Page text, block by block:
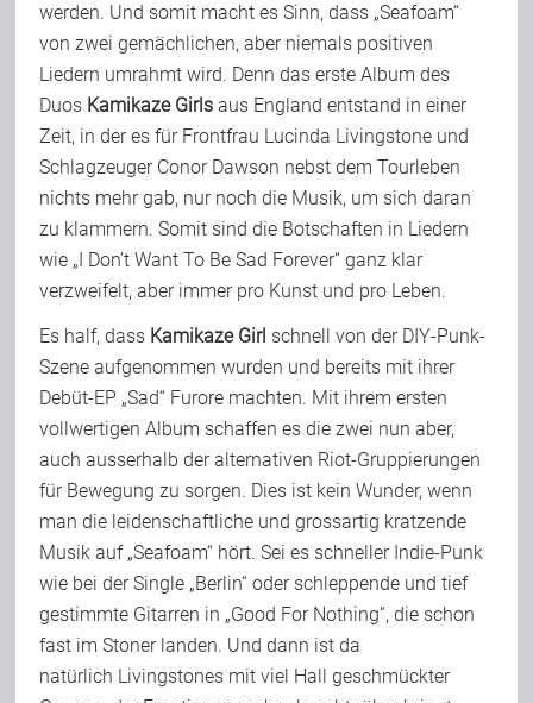
Playlisten
werden. Und somit macht es Sinn, dass „Seafoam“
von zwei gemächlichen, aber niemals positiven
Liedern umrahmt wird. Denn das erste Album des
Duos Kamikaze Girls aus England entstand in einer
Zeit, in der es für Frontfrau Lucinda Livingstone und
Schlagzeuger Conor Dawson nebst dem Tourleben
nichts mehr gab, nur noch die Musik, um sich daran
zu klammern. Somit sind die Botschaften in Liedern
wie „I Don’t Want To Be Sad Forever“ ganz klar
verzweifelt, aber immer pro Kunst und pro Leben.
Es half, dass Kamikaze Girl schnell von der DIY-Punk-
Szene aufgenommen wurden und bereits mit ihrer
Debüt-EP „Sad“ Furore machten. Mit ihrem ersten
vollwertigen Album schaffen es die zwei nun aber,
auch ausserhalb der alternativen Riot-Gruppierungen
für Bewegung zu sorgen. Dies ist kein Wunder, wenn
man die leidenschaftliche und grossartig kratzende
Musik auf „Seafoam“ hört. Sei es schneller Indie-Punk
wie bei der Single „Berlin“ oder schleppende und tief
gestimmte Gitarren in „Good For Nothing“, die schon
fast im Stoner landen. Und dann ist da
natürlich Livingstones mit viel Hall geschmückter